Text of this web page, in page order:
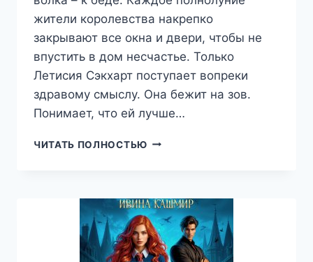
жители королевства накрепко
закрывают все окна и двери, чтобы не
впустить в дом несчастье. Только
Летисия Сэкхарт поступает вопреки
здравому смыслу. Она бежит на зов.
Понимает, что ей лучше…
ЧИТАТЬ ПОЛНОСТЬЮ СЕРЕБРО.
АБАЛОВА